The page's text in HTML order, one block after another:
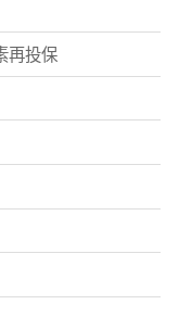
再投保